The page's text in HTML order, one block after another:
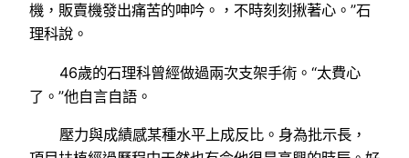
機，販賣機發出痛苦的呻吟。，不時刻刻揪著心。”石
理科說。
46歲的石理科曾經做過兩次支架手術。“太費心
了。”他自言自語。
壓力與成績感某種水平上成反比。身為批示長，